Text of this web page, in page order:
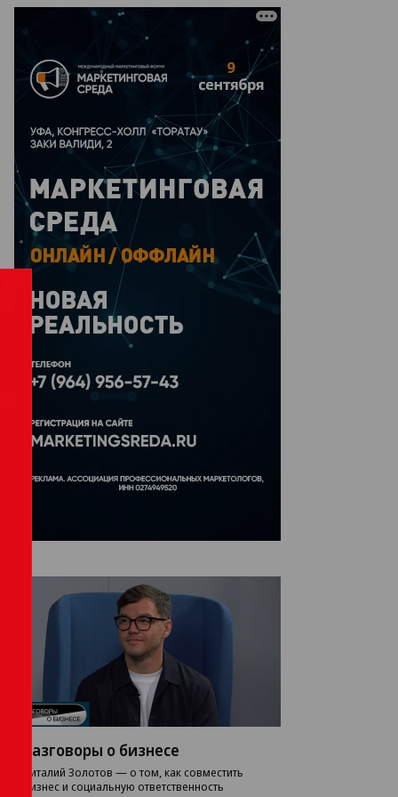
Разговоры о бизнесе
Виталий Золотов — о том, как совместить
бизнес и социальную ответственность